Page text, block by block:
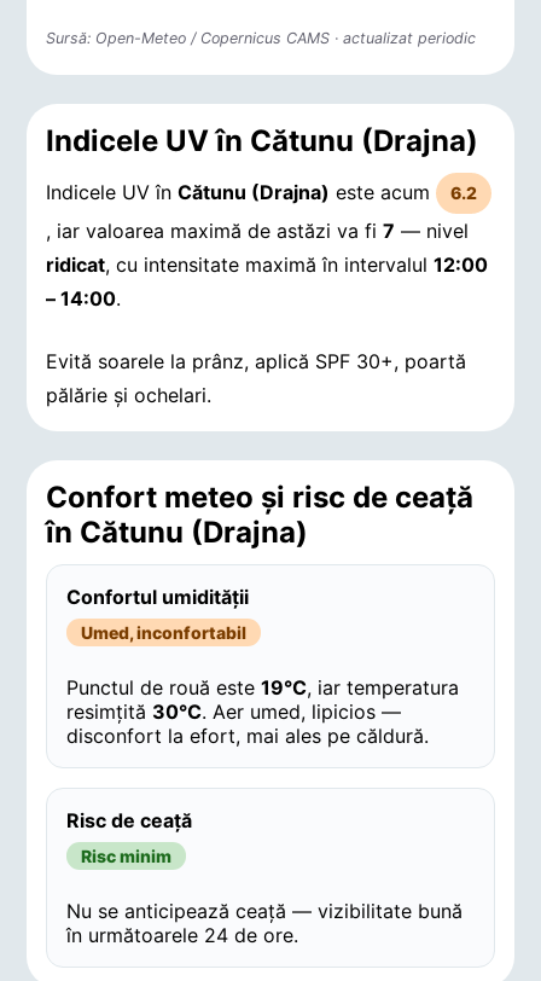
Sursă: Open-Meteo / Copernicus CAMS · actualizat periodic
Indicele UV în Cătunu (Drajna)
Indicele UV înCătunu (Drajna) este acum 6.2
, iar valoarea maximă de astăzi va fi7 — nivel
ridicat, cu intensitate maximă în intervalul12:00
– 14:00.
Evită soarele la prânz, aplică SPF 30+, poartă
pălărie și ochelari.
Confort meteo și risc de ceață
în Cătunu (Drajna)
Confortul umidității
Umed, inconfortabil
Punctul de rouă este19°C, iar temperatura
resimțită 30°C. Aer umed, lipicios —
disconfort la efort, mai ales pe căldură.
Risc de ceață
Risc minim
Nu se anticipează ceață — vizibilitate bună
în următoarele 24 de ore.